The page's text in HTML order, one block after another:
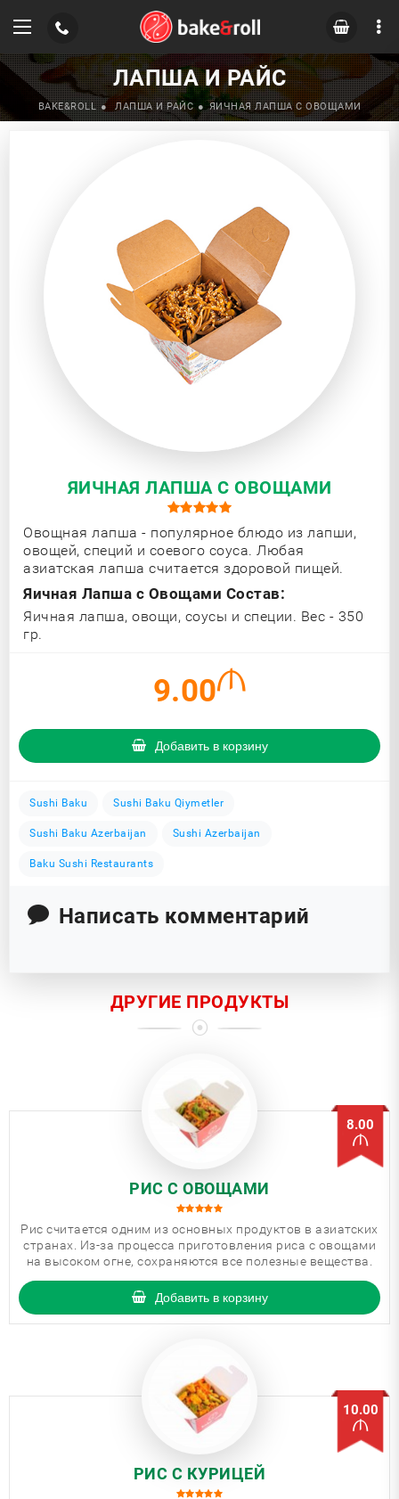
ЛАПША И РАЙС
BAKE&ROLL ЛАПША И РАЙС ЯИЧНАЯ ЛАПША С ОВОЩАМИ
ЯИЧНАЯ ЛАПША С ОВОЩАМИ
Овощная лапша - популярное блюдо из лапши,
овощей, специй и соевого соуса. Любая
азиатская лапша считается здоровой пищей.
Яичная Лапша с Овощами Состав:
Яичная лапша, овощи, соусы и специи. Вес - 350
гр.
9.00
Добавить в корзину
Sushi Baku Sushi Baku Qiymetler
Sushi Baku Azerbaijan Sushi Azerbaijan
Baku Sushi Restaurants
Написать комментарий
ДРУГИЕ ПРОДУКТЫ
РИС С ОВОЩАМИ
8.00
Рис считается одним из основных продуктов в азиатских
странах. Из-за процесса приготовления риса с овощами
на высоком огне, сохраняются все полезные вещества.
Добавить в корзину
РИС С КУРИЦЕЙ
10.00